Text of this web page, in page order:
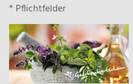
* Pflichtfelder